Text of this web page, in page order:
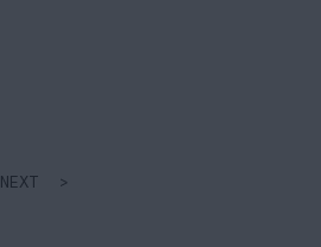
NEXT >